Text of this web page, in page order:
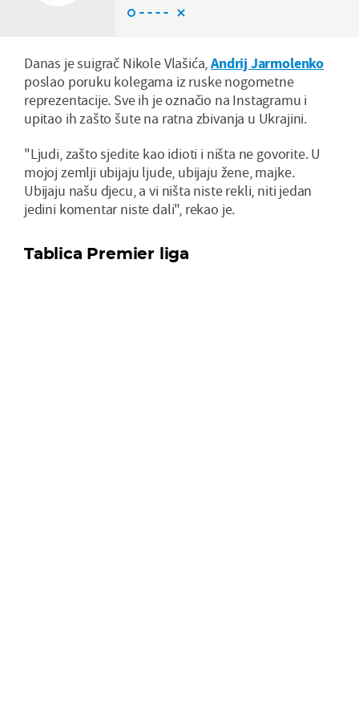
Danas je suigrač Nikole Vlašića,Andrij Jarmolenko
poslao poruku kolegama iz ruske nogometne
reprezentacije. Sve ih je označio na Instagramu i
upitao ih zašto šute na ratna zbivanja u Ukrajini.
"Ljudi, zašto sjedite kao idioti i ništa ne govorite. U
mojoj zemlji ubijaju ljude, ubijaju žene, majke.
Ubijaju našu djecu, a vi ništa niste rekli, niti jedan
jedini komentar niste dali", rekao je.
Tablica Premier liga